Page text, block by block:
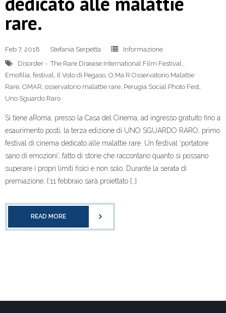
rare.
Feb 7, 2018 Stefania Serpetta
Informazione
Disorder - The Rare Disease International Film Festival.,
Emofilia, festival, Il Volo di Pegaso, O.Ma.R Osservatorio Malattie
Rare, OMAR, osservatorio malattie rare, Perugia Social Photo Fest,
Uno Sguardo Raro
Si tiene aRoma, presso la Casa del Cinema, ad ingresso gratuito fino a
esaurimento posti, la terza edizione di UNO SGUARDO RARO, primo
festival di cinema dedicato alle malattie rare. Un festival ‘portatore
sano di emozioni’, fatto di storie che raccontano quanto si possano
superare i propri limiti fisici e non solo. Durante la serata di
premiazione, l’11 febbraio sarà proiettato […]
READ MORE